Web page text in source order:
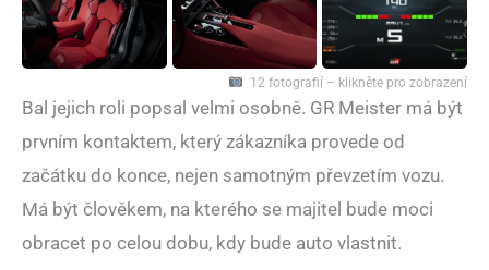
12 fotografií – klikněte pro zobrazení
Bal jejich roli popsal velmi osobně. GR Meister má být
prvním kontaktem, který zákazníka provede od
začátku do konce, nejen samotným převzetím vozu.
Má být člověkem, na kterého se majitel bude moci
obracet po celou dobu, kdy bude auto vlastnit.